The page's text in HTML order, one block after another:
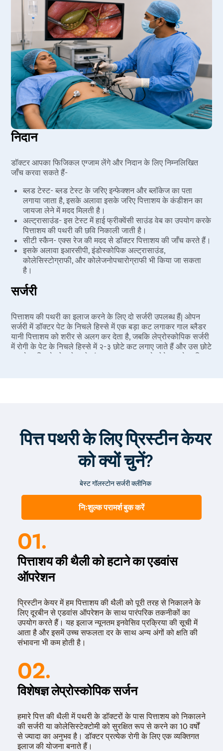
निदान
डॉक्टर आपका फिजिकल एग्जाम लेंगे और निदान के लिए निम्नलिखित
जाँच करवा सकते हैं-
ब्लड टेस्ट- ब्लड टेस्ट के जरिए इन्फेक्शन और ब्लॉकेज का पता
लगाया जाता है, इसके अलावा इसके जरिए पित्ताशय के कंडीशन का
जायजा लेने में मदद मिलती है।
अल्ट्रासाउंड- इस टेस्ट में हाई फ्रीक्वेंसी साउंड वेब का उपयोग करके
पित्ताशय की पथरी की छवि निकाली जाती है।
सीटी स्कैन- एक्स रेज की मदद से डॉक्टर पित्ताशय की जाँच करते हैं।
इसके अलावा इआरसीपी, इंडोस्कोपिक अल्ट्रासाउंड,
कोलेसिस्टोग्राफी, और कोलेजनोपचारोग्राफी भी किया जा सकता
है।
सर्जरी
पित्ताशय की पथरी का इलाज करने के लिए दो सर्जरी उपलब्ध हैं| ओपन
सर्जरी में डॉक्टर पेट के निचले हिस्से में एक बड़ा कट लगाकर गाल ब्लैडर
यानी पित्ताशय को शरीर से अलग कर देता है, जबकि लेप्रोस्कोपिक सर्जरी
में रोगी के पेट के निचले हिस्से में २-३ छोटे कट लगाए जाते हैं और उस छोटे
कट के जरिए लेप्रोस्कोप को अंदर डालकर एक दूसरे छोटे कट के जरिए
पित्त पथरी के लिए प्रिस्टीन केयर
को क्यों चुनें?
बेस्ट गॉलस्टोन सर्जरी क्लीनिक
निःशुल्क परामर्श बुक करें
01.
पित्ताशय की थैली को हटाने का एडवांस
ऑपरेशन
प्रिस्टीन केयर में हम पित्ताशय की थैली को पूरी तरह से निकालने के
लिए दूरबीन से एडवांस ऑपरेशन के साथ पारंपरिक तकनीकों का
उपयोग करते हैं। यह इलाज न्यूनतम इनवेसिव प्रक्रिया की सूची में
आता है और इसमें उच्च सफलता दर के साथ अन्य अंगों को क्षति की
संभावना भी कम होती है।
02.
विशेषज्ञ लेप्रोस्कोपिक सर्जन
हमारे पित्त की थैली में पथरी के डॉक्टरों के पास पित्ताशय को निकालने
की सर्जरी या कोलेसिस्टेक्टोमी को सुरक्षित रूप से करने का 10 वर्षों
से ज्यादा का अनुभव है। डॉक्टर प्रत्येक रोगी के लिए एक व्यक्तिगत
इलाज की योजना बनाते हैं।